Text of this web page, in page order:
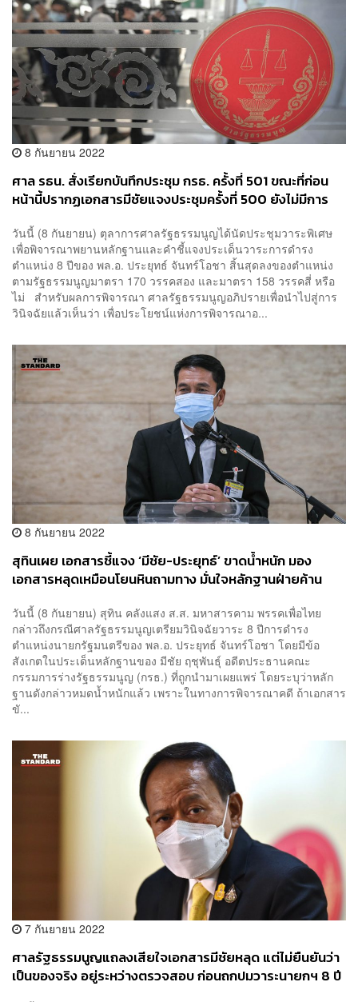
8 กันยายน 2022
ศาล รธน. สั่งเรียกบันทึกประชุม กรธ. ครั้งที่ 501 ขณะที่ก่อน
หน้านี้ปรากฏเอกสารมีชัยแจงประชุมครั้งที่ 500 ยังไม่มีการ
วันนี้ (8 กันยายน) ตุลาการศาลรัฐธรรมนูญได้นัดประชุมวาระพิเศษ
เพื่อพิจารณาพยานหลักฐานและคำชี้แจงประเด็นวาระการดำรง
ตำแหน่ง 8 ปีของ พล.อ. ประยุทธ์ จันทร์โอชา สิ้นสุดลงของตำแหน่ง
ตามรัฐธรรมนูญมาตรา 170 วรรคสอง และมาตรา 158 วรรคสี่ หรือ
ไม่ สำหรับผลการพิจารณา ศาลรัฐธรรมนูญอภิปรายเพื่อนำไปสู่การ
วินิจฉัยแล้วเห็นว่า เพื่อประโยชน์แห่งการพิจารณาอ...
8 กันยายน 2022
สุทินเผย เอกสารชี้แจง ‘มีชัย-ประยุทธ์’ ขาดน้ำหนัก มอง
เอกสารหลุดเหมือนโยนหินถามทาง มั่นใจหลักฐานฝ่ายค้าน
วันนี้ (8 กันยายน) สุทิน คลังแสง ส.ส. มหาสารคาม พรรคเพื่อไทย
กล่าวถึงกรณีศาลรัฐธรรมนูญเตรียมวินิจฉัยวาระ 8 ปีการดำรง
ตำแหน่งนายกรัฐมนตรีของ พล.อ. ประยุทธ์ จันทร์โอชา โดยมีข้อ
สังเกตในประเด็นหลักฐานของ มีชัย ฤชุพันธุ์ อดีตประธานคณะ
กรรมการร่างรัฐธรรมนูญ (กรธ.) ที่ถูกนำมาเผยแพร่ โดยระบุว่าหลัก
ฐานดังกล่าวหมดน้ำหนักแล้ว เพราะในทางการพิจารณาคดี ถ้าเอกสาร
ขั...
7 กันยายน 2022
ศาลรัฐธรรมนูญแถลงเสียใจเอกสารมีชัยหลุด แต่ไม่ยืนยันว่า
เป็นของจริง อยู่ระหว่างตรวจสอบ ก่อนถกปมวาระนายกฯ 8 ปี